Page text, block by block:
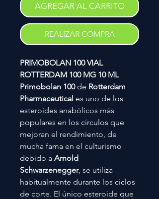
AGREGAR AL CARRITO
REALIZAR COMPRA
PRIMOBOLAN 100 VIAL
ROTTERDAM 100 MG 10 ML
Primobolan 100de Rotterdam
Pharmaceutical es uno de los
esteroides anabólicos más
populares en los círculos que
mejoran el rendimiento, de
mucha fama en el culturismo
debido a Arnold
Schwarzenegger, se utiliza
habitualmente durante los ciclos
de corte. El único esteroide que